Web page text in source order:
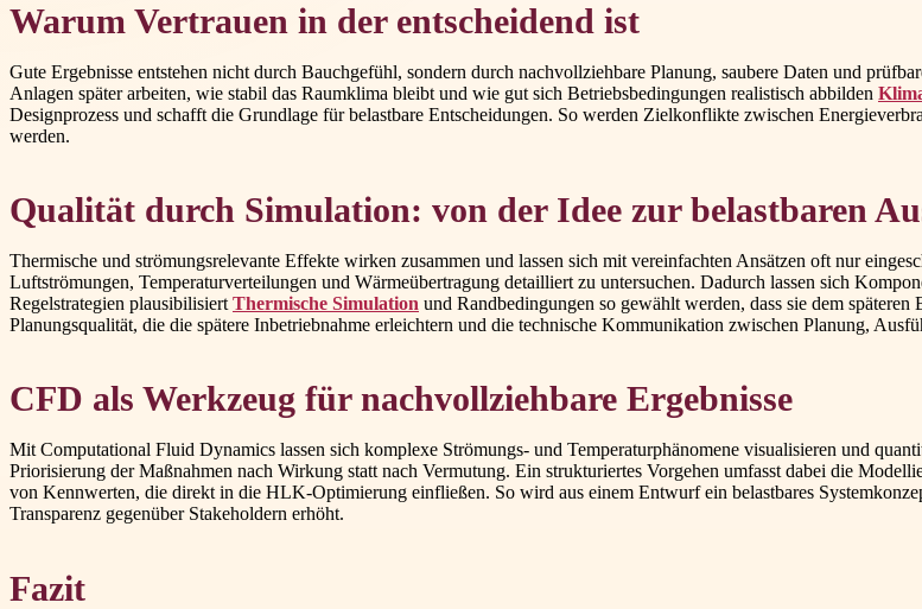
Warum Vertrauen in der entscheidend ist
Gute Ergebnisse entstehen nicht durch Bauchgefühl, sondern durch nachvollziehbare Planung, saubere Daten und
Anlagen später arbeiten, wie stabil das Raumklima bleibt und wie gut sich Betriebsbedingungen realistisch abbilden
Designprozess und schafft die Grundlage für belastbare Entscheidungen. So werden Zielkonflikte zwischen
werden.
Qualität durch Simulation: von der Idee zur belastbaren
Thermische und strömungsrelevante Effekte wirken zusammen und lassen sich mit vereinfachten Ansätzen oft nur
Luftströmungen, Temperaturverteilungen und Wärmeübertragung detailliert zu untersuchen. Dadurch lassen sich
Regelstrategien plausibilisiert Thermische Simulation und Randbedingungen so gewählt werden, dass sie dem
Planungsqualität, die die spätere Inbetriebnahme erleichtern und die technische Kommunikation zwischen Planung,
CFD als Werkzeug für nachvollziehbare Ergebnisse
Mit Computational Fluid Dynamics lassen sich komplexe Strömungs- und Temperaturphänomene visualisieren und
Priorisierung der Maßnahmen nach Wirkung statt nach Vermutung. Ein strukturiertes Vorgehen umfasst dabei die
von Kennwerten, die direkt in die HLK-Optimierung einfließen. So wird aus einem Entwurf ein belastbares
Transparenz gegenüber Stakeholdern erhöht.
Fazit